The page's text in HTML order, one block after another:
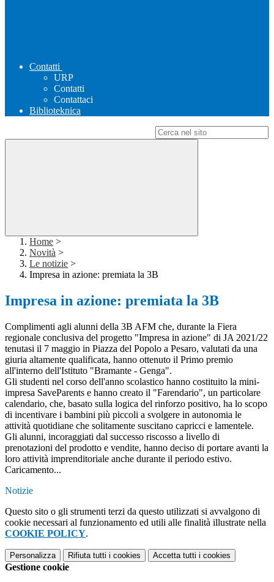
Contatti
URP
Contatti
Contattaci
Biblioteknica
Home >
Novità >
Le notizie >
Impresa in azione: premiata la 3B
Impresa in azione: premiata la 3B
Complimenti agli alunni della 3B AFM che, durante la Fiera
regionale conclusiva del progetto "Impresa in azione" di JA 2021/22
tenutasi il 7 maggio in Piazza del Popolo a Pesaro, valutati da una
giuria altamente qualificata, hanno ottenuto il Primo premio
all'interno dell'Istituto "Bramante - Genga".
Gli studenti nel corso dell'anno scolastico hanno costituito la mini-
impresa SaveParents e hanno creato il "Farendario", un particolare
calendario, che, basato sulla logica del rinforzo positivo, ha lo scopo
di incentivare i bambini più piccoli a svolgere in autonomia le
attività quotidiane che solitamente suscitano capricci e lamentele.
Gli alunni, incoraggiati dal successo riscosso a livello di
prenotazioni del prodotto e vendite, hanno deciso di portare avanti la
loro attività imprenditoriale anche durante il periodo estivo.
Caricamento...
Notizie
Questo sito o gli strumenti terzi da questo utilizzati si avvalgono di
cookie necessari al funzionamento ed utili alle finalità illustrate nella
COOKIE POLICY.
Personalizza Rifiuta tutti i cookies Accetta tutti i cookies
Gestione cookie